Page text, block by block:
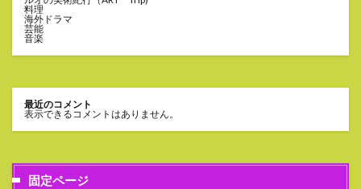
料理
海外ドラマ
芸能
音楽
最近のコメント
表示できるコメントはありません。
固定ページ